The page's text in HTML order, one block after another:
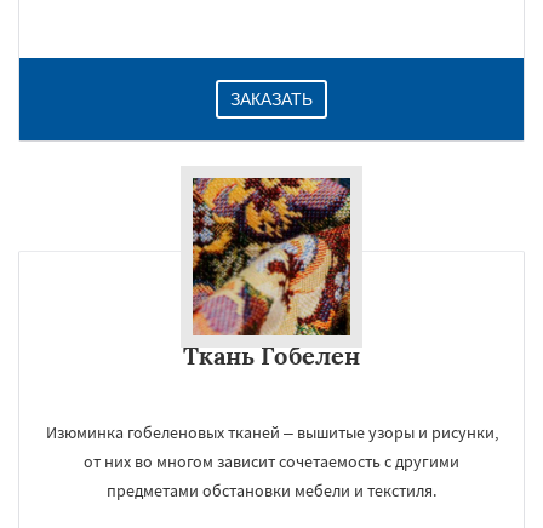
ЗАКАЗАТЬ
Ткань Гобелен
Изюминка гобеленовых тканей – вышитые узоры и рисунки,
от них во многом зависит сочетаемость с другими
предметами обстановки мебели и текстиля.